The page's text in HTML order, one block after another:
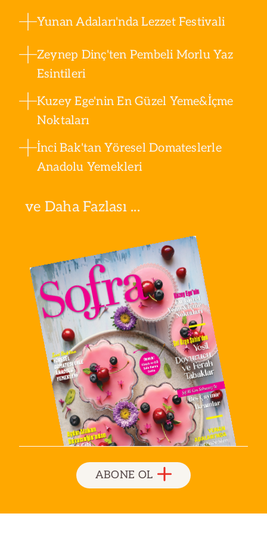
Yunan Adaları'nda Lezzet Festivali
Zeynep Dinç'ten Pembeli Morlu Yaz
Esintileri
Kuzey Ege'nin En Güzel Yeme&İçme
Noktaları
İnci Bak'tan Yöresel Domateslerle
Anadolu Yemekleri
ve Daha Fazlası ...
ABONE OL